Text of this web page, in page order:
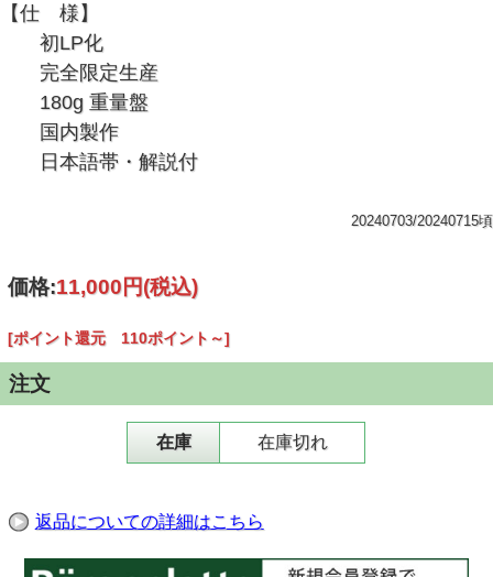
モーツァルト・プログラムによる一夜の公演を初
LP化。若杉ならではの品格あふれる清流の如き調べ
でモーツァルトの天才的音楽がじつに好ましく滋味豊
かに奏でられ、立体的な部分のあざやかな音響コント
ロールにも耳を奪われます。必要なものはすべてモー
ツァルトのスコアにあると言わんばかり、どこまでも
くモーツァルト演奏史に残るべき永遠性をもつ結晶の
タリングを施し、レコードとして納得のいく音にしあ
げました。
【仕 様】
初LP化
完全限定生産
180g 重量盤
国内製作
日本語帯・解説付
20240703/20240715頃
価格:11,000円(税込)
[ポイント還元 110ポイント～]
注文
在庫 在庫切れ
返品についての詳細はこちら